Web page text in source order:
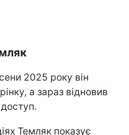
2025 року він
а зараз відновив
Темляк показує